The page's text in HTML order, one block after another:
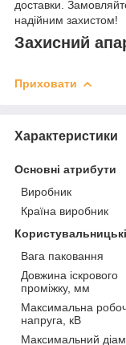
доставки.
надійним захистом!
Захисний
Приховати
Характеристики
Основні атрибути
Виробник
Країна виробник
Вага паковання
Довжина іскрового
проміжку, мм
Максимальна
напруга, кВ
Максимальний